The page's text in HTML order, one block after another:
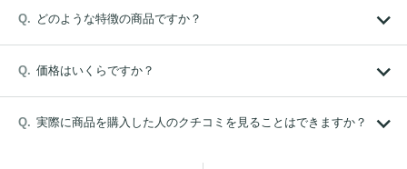
どのような特徴の商品ですか？
価格はいくらですか？
実際に商品を購入した人のクチコミを見ることはできますか？